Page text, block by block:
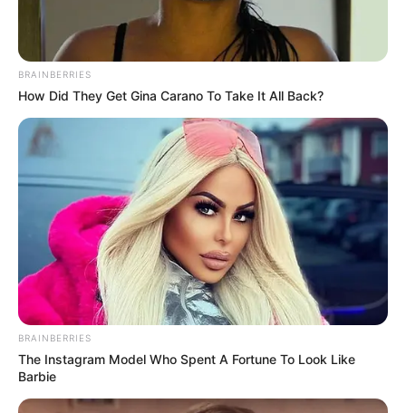
BRAINBERRIES
How Did They Get Gina Carano To Take It All Back?
BRAINBERRIES
The Instagram Model Who Spent A Fortune To Look Like
Barbie